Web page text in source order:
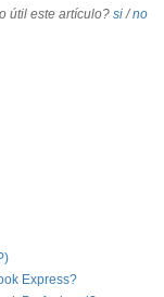
útil este artículo? si/no
Express?